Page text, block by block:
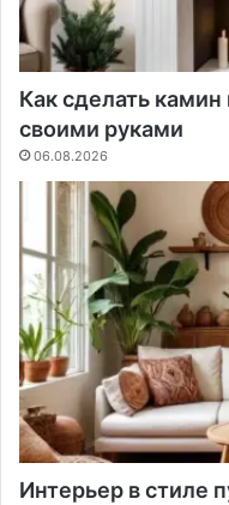
Как сделать
своими руками
06.08.2026
Интерьер в стиле